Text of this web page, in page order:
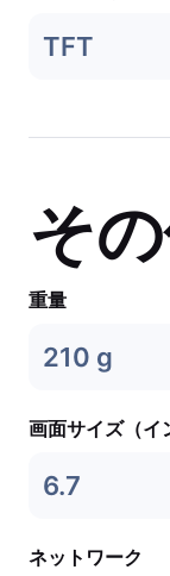
TFT
そ
重量
210 g
画面サイズ（イ
6.7
ネットワーク